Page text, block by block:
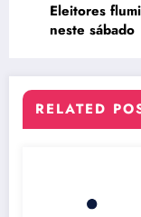
Eleitores
neste sábado
RELATED